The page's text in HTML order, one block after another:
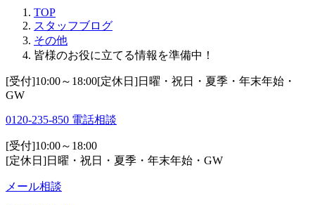
TOP
スタッフブログ
その他
皆様のお役に立てる情報を準備中！
[受付]10:00～18:00[定休日]日曜・祝日・夏季・年末年始・
GW
0120-235-850 電話相談
[受付]10:00～18:00
[定休日]日曜・祝日・夏季・年末年始・GW
メール相談